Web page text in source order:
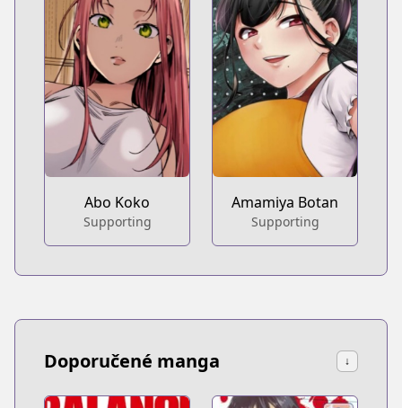
Abo Koko
Supporting
Amamiya Botan
Supporting
Doporučené manga ↓